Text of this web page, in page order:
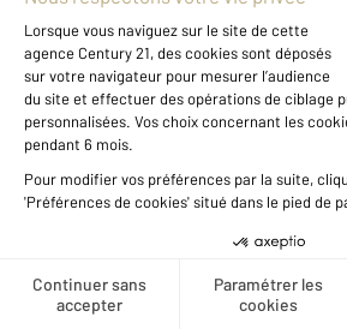
Créer une alerte
Voir le détail du bien